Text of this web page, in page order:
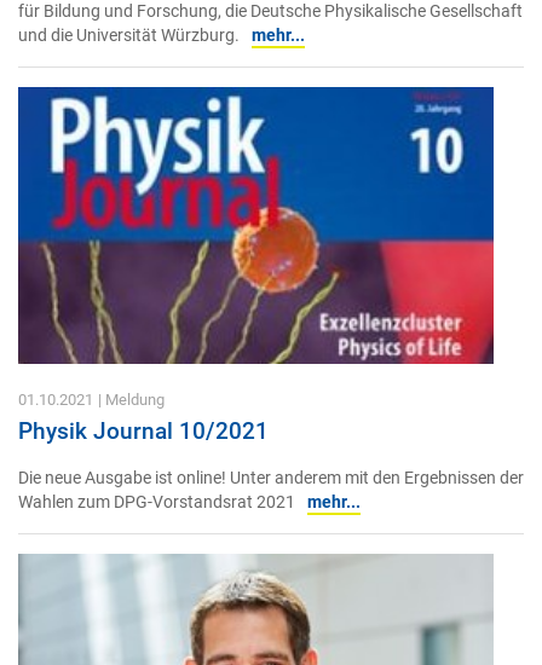
für Bildung und Forschung, die Deutsche Physikalische Gesellschaft
und die Universität Würzburg.
mehr...
01.10.2021 | Meldung
Physik Journal 10/2021
Die neue Ausgabe ist online! Unter anderem mit den Ergebnissen der
Wahlen zum DPG-Vorstandsrat 2021
mehr...